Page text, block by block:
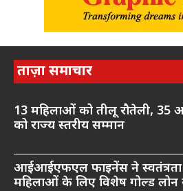
ताज़ा समाचार
13 महिलाओं को तीलू रौतेली, 35
को राज्य स्तरीय सम्मान
आईआईएफएल फाइनेंस ने
महिलाओं के लिए विशेष गोल्ड